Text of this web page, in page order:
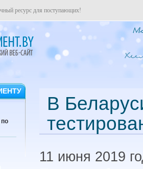
ресурс для поступающих!
В
11 июня 2019